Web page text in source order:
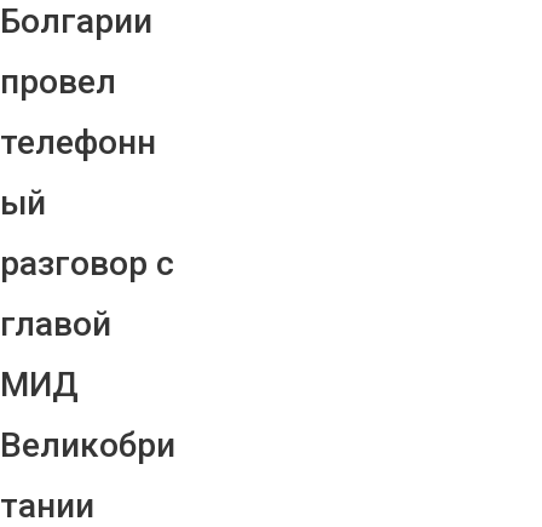
Болгарии
провел
телефонн
ый
разговор с
главой
МИД
Великобри
тании